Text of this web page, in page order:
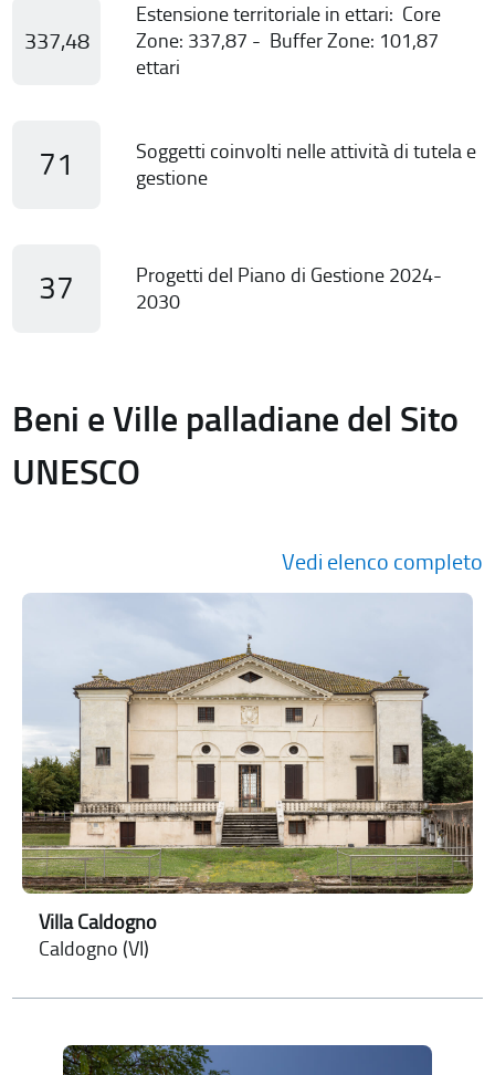
337,48
Estensione territoriale in ettari: Core
Zone: 337,87 - Buffer Zone: 101,87
ettari
71
Soggetti coinvolti nelle attività di tutela e
gestione
37
Progetti del Piano di Gestione 2024-
2030
Beni e Ville palladiane del Sito
UNESCO
Vedi elenco completo
Villa Caldogno
Caldogno (VI)